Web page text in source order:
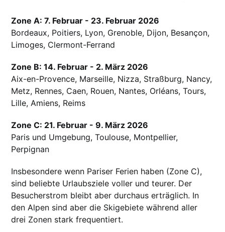
Zone A: 7. Februar - 23. Februar 2026
Bordeaux, Poitiers, Lyon, Grenoble, Dijon, Besançon,
Limoges, Clermont-Ferrand
Zone B: 14. Februar - 2. März 2026
Aix-en-Provence, Marseille, Nizza, Straßburg, Nancy,
Metz, Rennes, Caen, Rouen, Nantes, Orléans, Tours,
Lille, Amiens, Reims
Zone C: 21. Februar - 9. März 2026
Paris und Umgebung, Toulouse, Montpellier,
Perpignan
Insbesondere wenn Pariser Ferien haben (Zone C),
sind beliebte Urlaubsziele voller und teurer. Der
Besucherstrom bleibt aber durchaus erträglich. In
den Alpen sind aber die Skigebiete während aller
drei Zonen stark frequentiert.